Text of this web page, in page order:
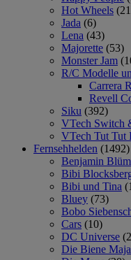
Hot Wheels
Jada (6)
Lena (43)
Majorette (53)
Monster Jam
R/C Modelle
Carrera
Revell
Siku (392)
VTech Switch
VTech Tut Tut
Fernsehhelden (1492)
Benjamin
Bibi
Bibi und Tina
Bluey (73)
Bobo
Cars (10)
DC Universe
Die Biene Maja